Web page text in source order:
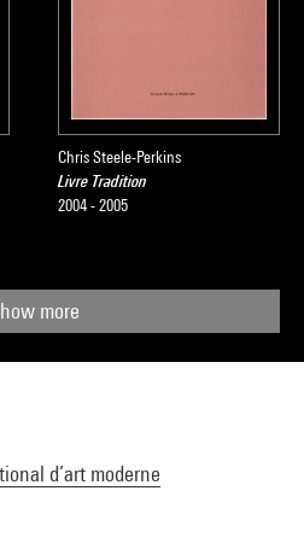
Chris Steele-Perkins
Livre Tradition
2004 - 2005
more
d’art moderne